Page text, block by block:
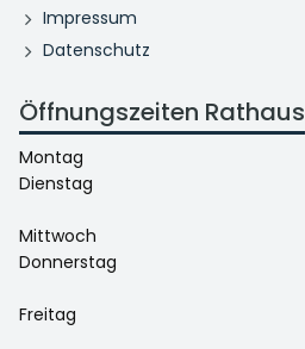
Impressum
Datenschutz
Öffnungszeiten Rathaus
Montag
Dienstag
Mittwoch
Donnerstag
Freitag